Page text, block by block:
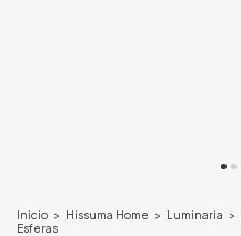
Inicio > Hissuma Home > Luminaria >
Esferas